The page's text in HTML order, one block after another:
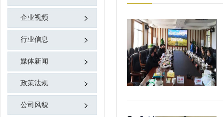
企业视频
行业信息
媒体新闻
政策法规
公司风貌